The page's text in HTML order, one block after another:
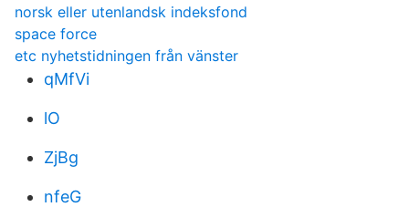
norsk eller utenlandsk indeksfond
space force
etc nyhetstidningen från vänster
qMfVi
lO
ZjBg
nfeG